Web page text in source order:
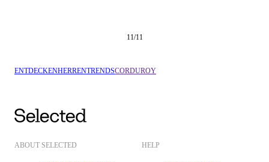
11/11
ENTDECKENHERRENTRENDSCORDUROY
ABOUT SELECTED HELP